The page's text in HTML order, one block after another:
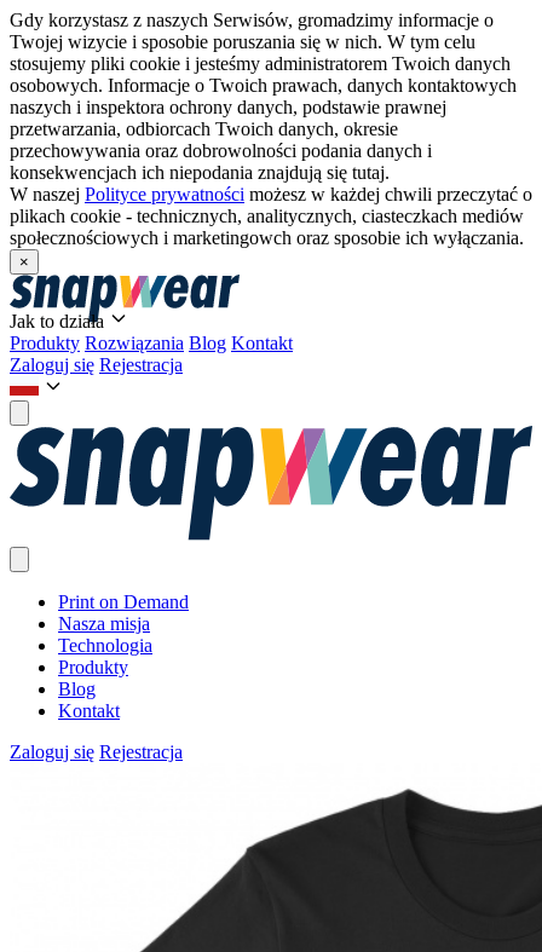
Gdy korzystasz z naszych Serwisów, gromadzimy informacje o
Twojej wizycie i sposobie poruszania się w nich. W tym celu
stosujemy pliki cookie i jesteśmy administratorem Twoich danych
osobowych. Informacje o Twoich prawach, danych kontaktowych
naszych i inspektora ochrony danych, podstawie prawnej
przetwarzania, odbiorcach Twoich danych, okresie
przechowywania oraz dobrowolności podania danych i
konsekwencjach ich niepodania znajdują się tutaj.
W naszej Polityce prywatności możesz w każdej chwili przeczytać o
plikach cookie - technicznych, analitycznych, ciasteczkach mediów
społecznościowych i marketingowch oraz sposobie ich wyłączania.
×
Jak to działa
Produkty Rozwiązania Blog Kontakt
Zaloguj się Rejestracja
Print on Demand
Nasza misja
Technologia
Produkty
Blog
Kontakt
Zaloguj się Rejestracja